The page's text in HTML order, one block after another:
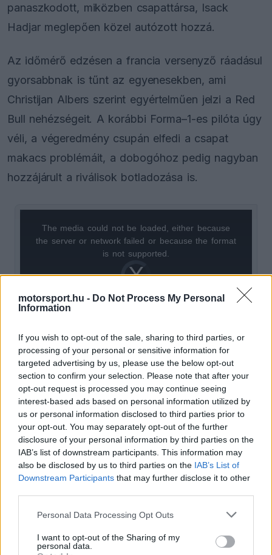
motorsport.hu - Do Not Process My Personal
Information
If you wish to opt-out of the sale, sharing to third parties, or
processing of your personal or sensitive information for
targeted advertising by us, please use the below opt-out
section to confirm your selection. Please note that after your
opt-out request is processed you may continue seeing
interest-based ads based on personal information utilized by
us or personal information disclosed to third parties prior to
your opt-out. You may separately opt-out of the further
disclosure of your personal information by third parties on the
IAB’s list of downstream participants. This information may
also be disclosed by us to third parties on the IAB’s List of
Downstream Participants that may further disclose it to other
Please note that this website/app uses one or more Google
not limited to your visit or usage behaviour. You may click to
grant or deny consent to Google and its third-party tags to
Personal Data Processing Opt Outs
I want to opt-out of the Sharing of my
personal data.
panaszkodott, miközben csapattársa, Isack
Hadjar meglepően közel autózott hozzá.
Az időmérő edzésen a francia versenyző ráadásul
gyorsabbnak is tűnt az egyenesekben, ami
Christijan Albers szerint egyértelműen jelzi a Red
Bull nehézségeit. A korábbi Forma–1-es pilóta úgy
véli, a végeredmény csupán elfedi a csapat
makacs problémáit, a dobogóhoz pedig nagyban
hozzájárult a riválisok botladozása is.
Video
Player
window.
The media could not be loaded, either because
the server or network failed or because the format
is not supported.
„Max egyszerűen egy nagyon kiegyensúlyozott
hétvégét futott, mindent kihozott a
lehetőségekből. Sokat segít persze, ha a futamon
valamelyest tartani tudod a lépést a többiekkel,
de legyünk őszinték, a Red Bull abból is profitált,
hogy a McLaren saját magát sodorta bajba. Ezt
Norris kiesésére.